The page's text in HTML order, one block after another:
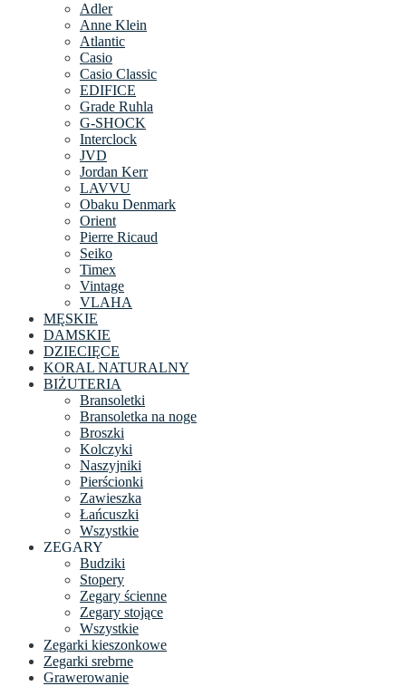
Adler
Anne Klein
Atlantic
Casio
Casio Classic
EDIFICE
Grade Ruhla
G-SHOCK
Interclock
JVD
Jordan Kerr
LAVVU
Obaku Denmark
Orient
Pierre Ricaud
Seiko
Timex
Vintage
VLAHA
MĘSKIE
DAMSKIE
DZIECIĘCE
KORAL NATURALNY
BIŻUTERIA
Bransoletki
Bransoletka na noge
Broszki
Kolczyki
Naszyjniki
Pierścionki
Zawieszka
Łańcuszki
Wszystkie
ZEGARY
Budziki
Stopery
Zegary ścienne
Zegary stojące
Wszystkie
Zegarki kieszonkowe
Zegarki srebrne
Grawerowanie